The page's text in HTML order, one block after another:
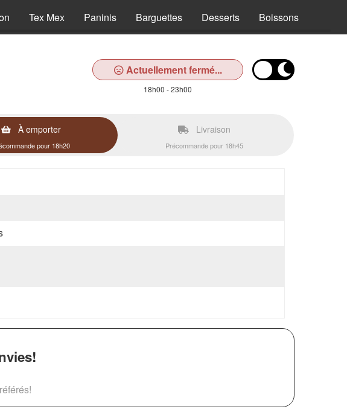
Tex Mex Paninis Barguettes Desserts Boissons
Actuellement fermé...
18h00 - 23h00
À emporter
pour 18h20
Livraison
Précommande pour 18h45